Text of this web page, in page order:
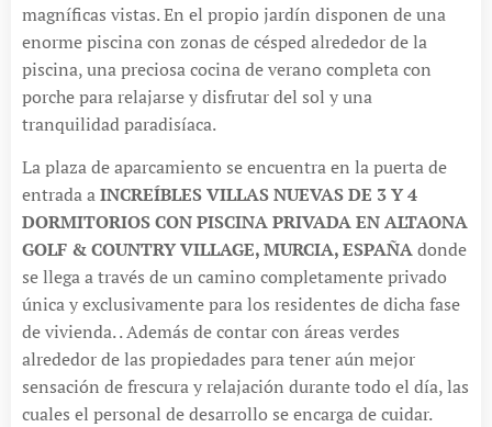
magníficas vistas. En el propio jardín disponen de una
enorme piscina con zonas de césped alrededor de la
piscina, una preciosa cocina de verano completa con
porche para relajarse y disfrutar del sol y una
tranquilidad paradisíaca.
La plaza de aparcamiento se encuentra en la puerta de
entrada aINCREÍBLES VILLAS NUEVAS DE 3 Y 4
DORMITORIOS CON PISCINA PRIVADA EN ALTAONA
GOLF & COUNTRY VILLAGE, MURCIA, ESPAÑAdonde
se llega a través de un camino completamente privado
única y exclusivamente para los residentes de dicha fase
de vivienda. . Además de contar con áreas verdes
alrededor de las propiedades para tener aún mejor
sensación de frescura y relajación durante todo el día, las
cuales el personal de desarrollo se encarga de cuidar.